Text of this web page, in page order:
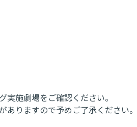
施劇場をご確認ください。
りますので予めご了承ください。